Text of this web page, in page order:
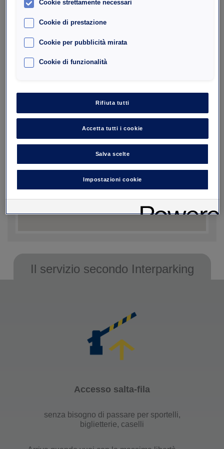
La tua richiesta
Seleziona le date di entrata e di uscita per
favore.
Il servizio secondo Interparking
Accesso salta-fila
senza bisogno di passare per sportelli,
biglietterie, caselli
Cookie strettamente necessari
Cookie di prestazione
Cookie per pubblicità mirata
Cookie di funzionalità
Rifiuta tutti
Accetta tutti i cookie
Salva scelte
Impostazioni cookie